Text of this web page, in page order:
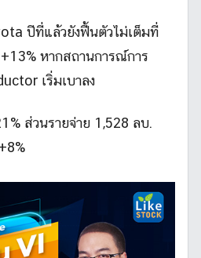
ปีที่แล้วยังฟื้นตัวไม่เต็มที่
หากสถานการณ์การ
เริ่มเบาลง
ส่วนรายจ่าย 1,528 ลบ.